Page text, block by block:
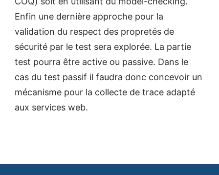
Enfin une dernière approche pour la
validation du respect des propretés de
sécurité par le test sera explorée. La partie
test pourra être active ou passive. Dans le
cas du test passif il faudra donc concevoir un
mécanisme pour la collecte de trace adapté
aux services web.